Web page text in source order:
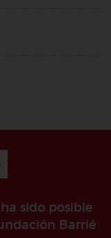
sido posible
Barrié